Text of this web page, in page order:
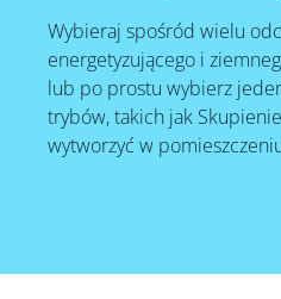
Wybieraj spośród wielu
energetyzującego i
lub po prostu wybierz
trybów, takich jak
wytworzyć w